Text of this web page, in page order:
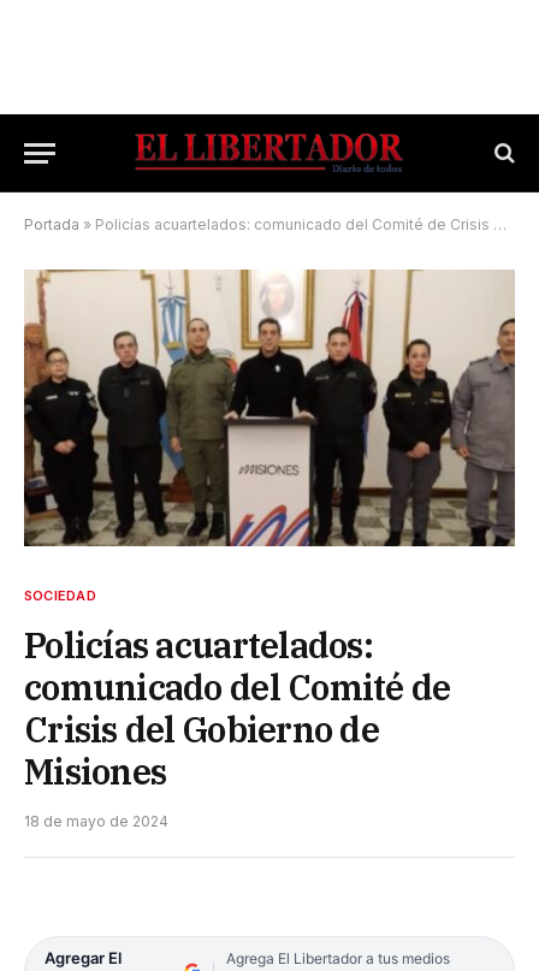
Portada » Policías acuartelados: comunicado del Comité de Crisis del Gobierno de Misiones
SOCIEDAD
Policías acuartelados:
comunicado del Comité de
Crisis del Gobierno de
Misiones
18 de mayo de 2024
Agregar El
Agrega El Libertador a tus medios